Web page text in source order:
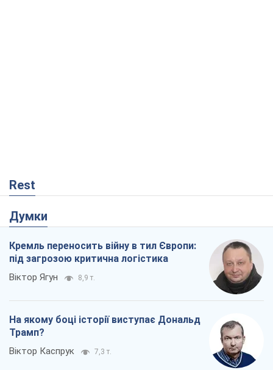
Rest
Думки
Кремль переносить війну в тил Європи:
під загрозою критична логістика
Віктор Ягун 8,9 т.
На якому боці історії виступає Дональд
Трамп?
Віктор Каспрук 7,3 т.